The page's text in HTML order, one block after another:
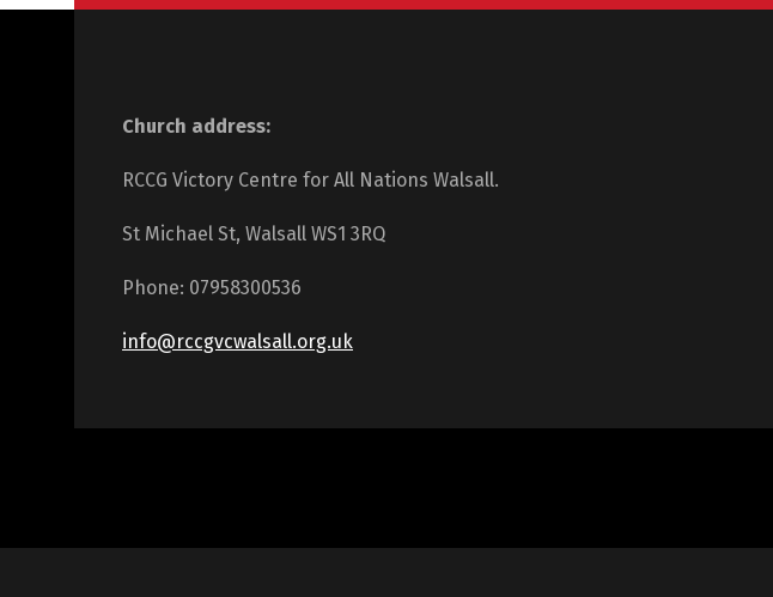
Church address:
RCCG Victory Centre for All Nations Walsall.
St Michael St, Walsall WS1 3RQ
Phone: 07958300536
info@rccgvcwalsall.org.uk